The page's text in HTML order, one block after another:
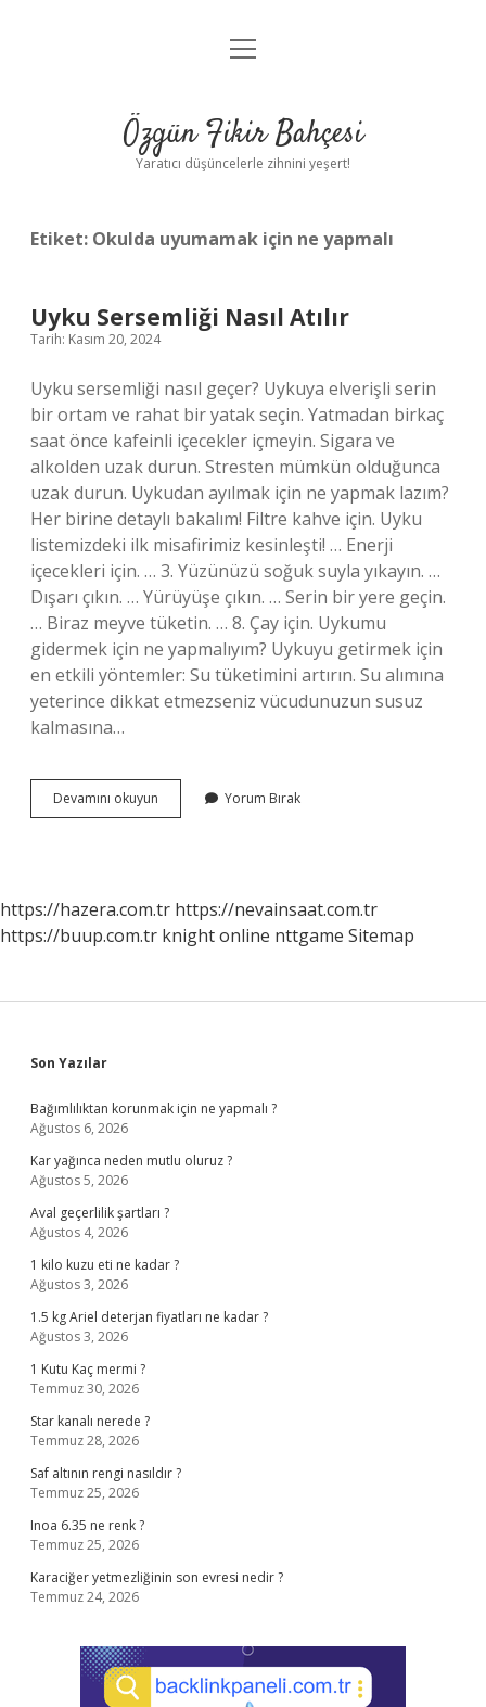
Anasayfa
Yasal Uyarı
menüyü
Özgün Fikir Bahçesi
Yaratıcı düşüncelerle zihnini yeşert!
Etiket: Okulda uyumamak için ne yapmalı
Uyku Sersemliği Nasıl Atılır
Tarih: Kasım 20, 2024
Uyku sersemliği nasıl geçer? Uykuya elverişli serin
bir ortam ve rahat bir yatak seçin. Yatmadan birkaç
saat önce kafeinli içecekler içmeyin. Sigara ve
alkolden uzak durun. Stresten mümkün olduğunca
uzak durun. Uykudan ayılmak için ne yapmak lazım?
Her birine detaylı bakalım! Filtre kahve için. Uyku
listemizdeki ilk misafirimiz kesinleşti! … Enerji
içecekleri için. … 3. Yüzünüzü soğuk suyla yıkayın. …
Dışarı çıkın. … Yürüyüşe çıkın. … Serin bir yere geçin.
… Biraz meyve tüketin. … 8. Çay için. Uykumu
gidermek için ne yapmalıyım? Uykuyu getirmek için
en etkili yöntemler: Su tüketimini artırın. Su alımına
yeterince dikkat etmezseniz vücudunuzun susuz
kalmasına…
Devamını okuyun
Sersemliği
Yorum Bırak
https://hazera.com.tr https://nevainsaat.com.tr
https://buup.com.tr knight online nttgame Sitemap
Sidebar
Son Yazılar
Bağımlılıktan korunmak için ne yapmalı ?
Ağustos 6, 2026
Kar yağınca neden mutlu oluruz ?
Ağustos 5, 2026
Aval geçerlilik şartları ?
Ağustos 4, 2026
1 kilo kuzu eti ne kadar ?
Ağustos 3, 2026
1.5 kg Ariel deterjan fiyatları ne kadar ?
Ağustos 3, 2026
1 Kutu Kaç mermi ?
Temmuz 30, 2026
Star kanalı nerede ?
Temmuz 28, 2026
Saf altının rengi nasıldır ?
Temmuz 25, 2026
Inoa 6.35 ne renk ?
Temmuz 25, 2026
Karaciğer yetmezliğinin son evresi nedir ?
Temmuz 24, 2026